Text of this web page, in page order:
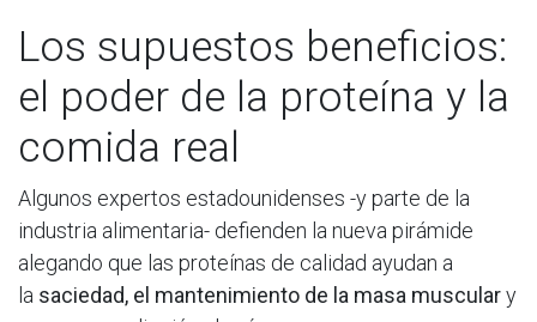
Los supuestos beneficios:
el poder de la proteína y la
comida real
Algunos expertos estadounidenses -y parte de la
industria alimentaria- defienden la nueva pirámide
alegando que las proteínas de calidad ayudan a
la saciedad, el mantenimiento de la masa musculary